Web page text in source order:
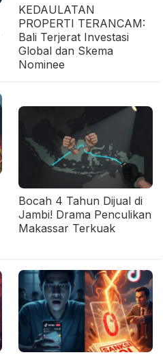
KEDAULATAN
PROPERTI TERANCAM:
Bali Terjerat Investasi
Global dan Skema
Nominee
Bocah 4 Tahun Dijual di
Jambi! Drama Penculikan
Makassar Terkuak